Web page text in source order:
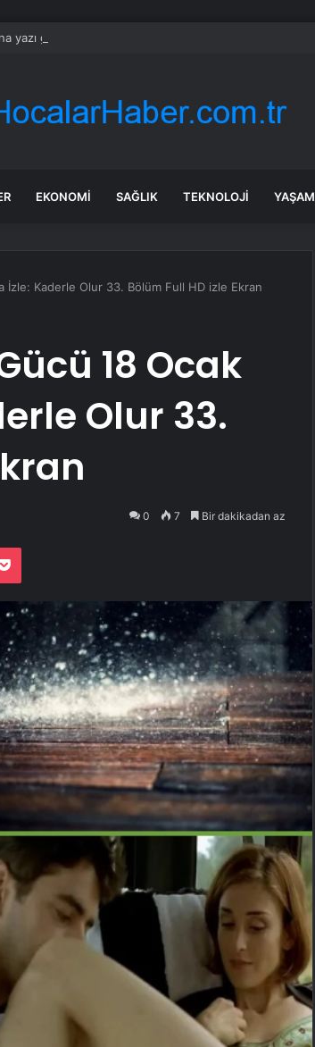
yazı gönderildi: İstanbul’da okullarda mescid kararı
EKONOMI SAĞLIK TEKNOLOJI YAŞAM
İzle: Kaderle Olur 33. Bölüm Full HD izle Ekran
18 Ocak
Olur 33.
0 7 Bir dakikadan az
Pocket